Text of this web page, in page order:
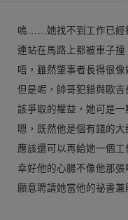
嗚……她找不到工作已經
連站在馬路上都被車子
唔，雖然肇事者長得很
但是呢，帥哥犯錯與歐吉
該爭取的權益，她可是一
嗯，既然他是個有錢的
應該還可以再給她一個工
幸好他的心腸不像他那張
願意聘請她當他的祕書兼